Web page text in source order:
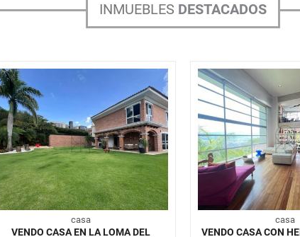
INMUEBLES DESTACADOS
casa
VENDO CASA EN LA LOMA DEL
casa
VENDO CASA CON